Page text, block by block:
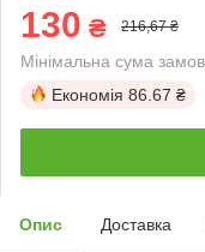
130 ₴ 216,67 ₴
Мінімальна сума
Економія 86.67 ₴
Опис Доставка